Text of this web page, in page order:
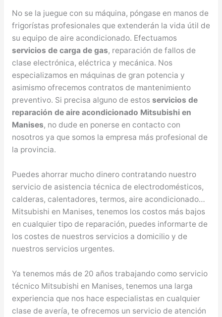
No se la juegue con su máquina, póngase en manos de
frigorístas profesionales que extenderán la vida útil de
su equipo de aire acondicionado. Efectuamos
servicios de carga de gas, reparación de fallos de
clase electrónica, eléctrica y mecánica. Nos
especializamos en máquinas de gran potencia y
asimismo ofrecemos contratos de mantenimiento
preventivo. Si precisa alguno de estos servicios de
reparación de aire acondicionado Mitsubishi en
Manises, no dude en ponerse en contacto con
nosotros ya que somos la empresa más profesional de
la provincia.
Puedes ahorrar mucho dinero contratando nuestro
servicio de asistencia técnica de electrodomésticos,
calderas, calentadores, termos, aire acondicionado…
Mitsubishi en Manises, tenemos los costos más bajos
en cualquier tipo de reparación, puedes informarte de
los costes de nuestros servicios a domicilio y de
nuestros servicios urgentes.
Ya tenemos más de 20 años trabajando como servicio
técnico Mitsubishi en Manises, tenemos una larga
experiencia que nos hace especialistas en cualquier
clase de avería, te ofrecemos un servicio de atención